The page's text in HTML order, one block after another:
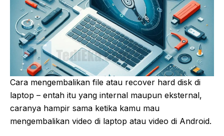
Cara mengembalikan file atau recover hard disk di
laptop – entah itu yang internal maupun eksternal,
caranya hampir sama ketika kamu mau
mengembalikan video di laptop atau video di Android.